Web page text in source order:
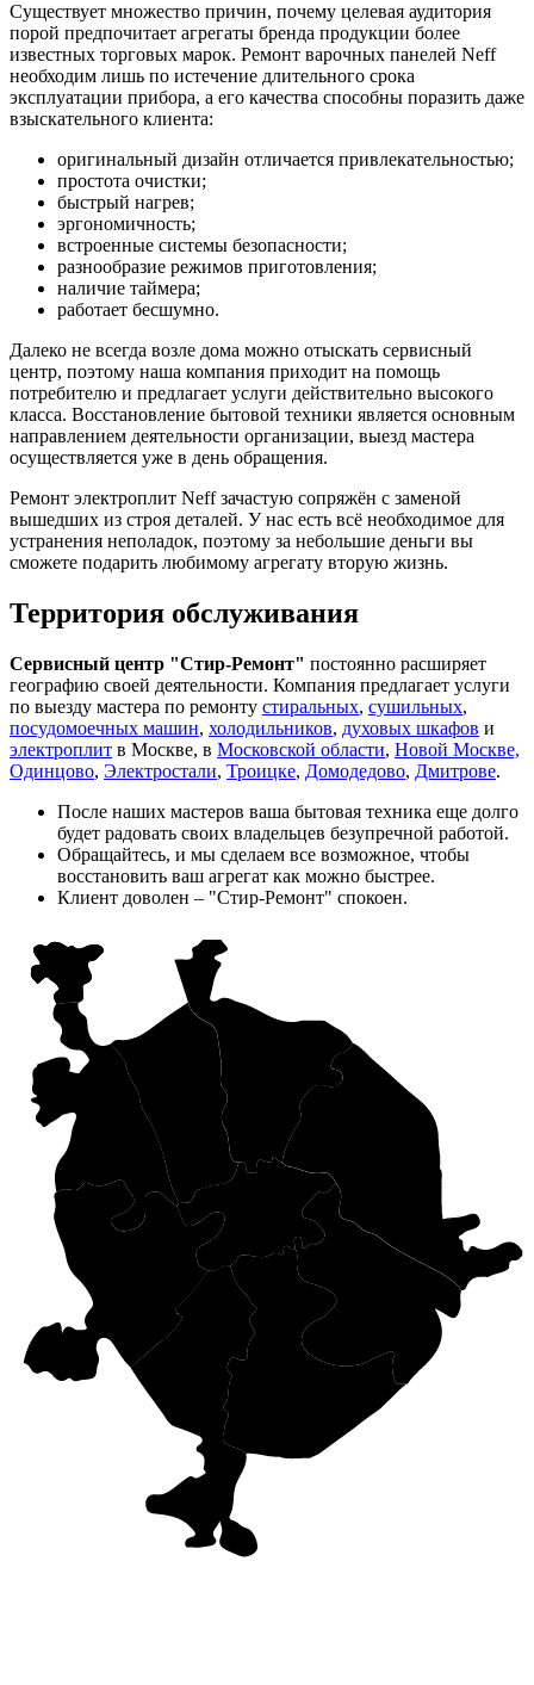
Существует множество причин, почему целевая аудитория
порой предпочитает агрегаты бренда продукции более
известных торговых марок. Ремонт варочных панелей Neff
необходим лишь по истечение длительного срока
эксплуатации прибора, а его качества способны поразить даже
взыскательного клиента:
оригинальный дизайн отличается привлекательностью;
простота очистки;
быстрый нагрев;
эргономичность;
встроенные системы безопасности;
разнообразие режимов приготовления;
наличие таймера;
работает бесшумно.
Далеко не всегда возле дома можно отыскать сервисный
центр, поэтому наша компания приходит на помощь
потребителю и предлагает услуги действительно высокого
класса. Восстановление бытовой техники является основным
направлением деятельности организации, выезд мастера
осуществляется уже в день обращения.
Ремонт электроплит Neff зачастую сопряжён с заменой
вышедших из строя деталей. У нас есть всё необходимое для
устранения неполадок, поэтому за небольшие деньги вы
сможете подарить любимому агрегату вторую жизнь.
Территория обслуживания
Сервисный центр "Стир-Ремонт" постоянно расширяет
географию своей деятельности. Компания предлагает услуги
по выезду мастера по ремонту стиральных, сушильных,
посудомоечных машин, холодильников, духовых шкафов и
электроплит в Москве, в Московской области, Новой Москве,
Одинцово, Электростали, Троицке, Домодедово, Дмитрове.
После наших мастеров ваша бытовая техника еще долго
будет радовать своих владельцев безупречной работой.
Обращайтесь, и мы сделаем все возможное, чтобы
восстановить ваш агрегат как можно быстрее.
Клиент доволен – "Стир-Ремонт" спокоен.